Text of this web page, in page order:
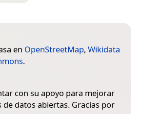
en OpenStreetMap, Wikidata
.
con su apoyo para mejorar
datos abiertas. Gracias por